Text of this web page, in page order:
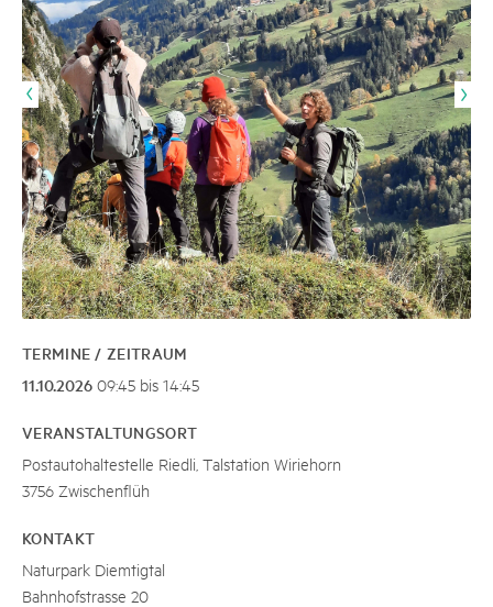
TERMINE / ZEITRAUM
11.10.2026 09:45 bis 14:45
VERANSTALTUNGSORT
Postautohaltestelle Riedli, Talstation Wiriehorn
3756 Zwischenflüh
KONTAKT
Naturpark Diemtigtal
Bahnhofstrasse 20